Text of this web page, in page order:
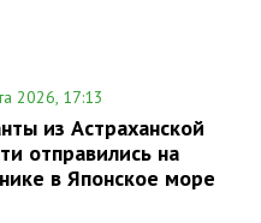
2026, 17:13
из Астраханской
отправились на
в Японское море